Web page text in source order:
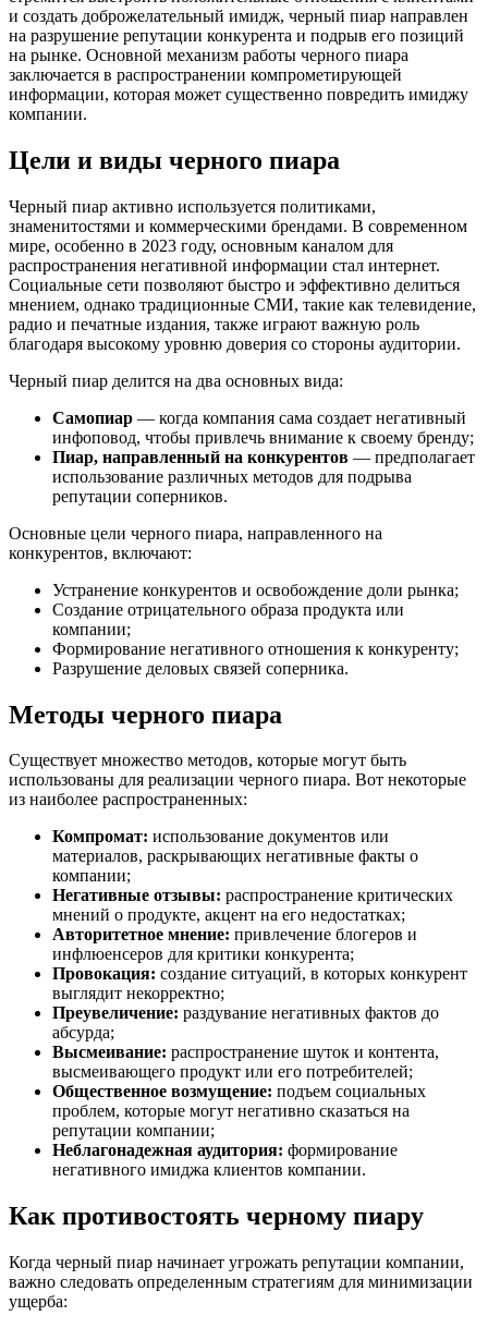
и создать доброжелательный имидж, черный пиар направлен
на разрушение репутации конкурента и подрыв его позиций
на рынке. Основной механизм работы черного пиара
заключается в распространении компрометирующей
информации, которая может существенно повредить имиджу
компании.
Цели и виды черного пиара
Черный пиар активно используется политиками,
знаменитостями и коммерческими брендами. В современном
мире, особенно в 2023 году, основным каналом для
распространения негативной информации стал интернет.
Социальные сети позволяют быстро и эффективно делиться
мнением, однако традиционные СМИ, такие как телевидение,
радио и печатные издания, также играют важную роль
благодаря высокому уровню доверия со стороны аудитории.
Черный пиар делится на два основных вида:
Самопиар — когда компания сама создает негативный
инфоповод, чтобы привлечь внимание к своему бренду;
Пиар, направленный на конкурентов — предполагает
использование различных методов для подрыва
репутации соперников.
Основные цели черного пиара, направленного на
конкурентов, включают:
Устранение конкурентов и освобождение доли рынка;
Создание отрицательного образа продукта или
компании;
Формирование негативного отношения к конкуренту;
Разрушение деловых связей соперника.
Методы черного пиара
Существует множество методов, которые могут быть
использованы для реализации черного пиара. Вот некоторые
из наиболее распространенных:
Компромат: использование документов или
материалов, раскрывающих негативные факты о
компании;
Негативные отзывы: распространение критических
мнений о продукте, акцент на его недостатках;
Авторитетное мнение: привлечение блогеров и
инфлюенсеров для критики конкурента;
Провокация: создание ситуаций, в которых конкурент
выглядит некорректно;
Преувеличение: раздувание негативных фактов до
абсурда;
Высмеивание: распространение шуток и контента,
высмеивающего продукт или его потребителей;
Общественное возмущение: подъем социальных
проблем, которые могут негативно сказаться на
репутации компании;
Неблагонадежная аудитория: формирование
негативного имиджа клиентов компании.
Как противостоять черному пиару
Когда черный пиар начинает угрожать репутации компании,
важно следовать определенным стратегиям для минимизации
ущерба: